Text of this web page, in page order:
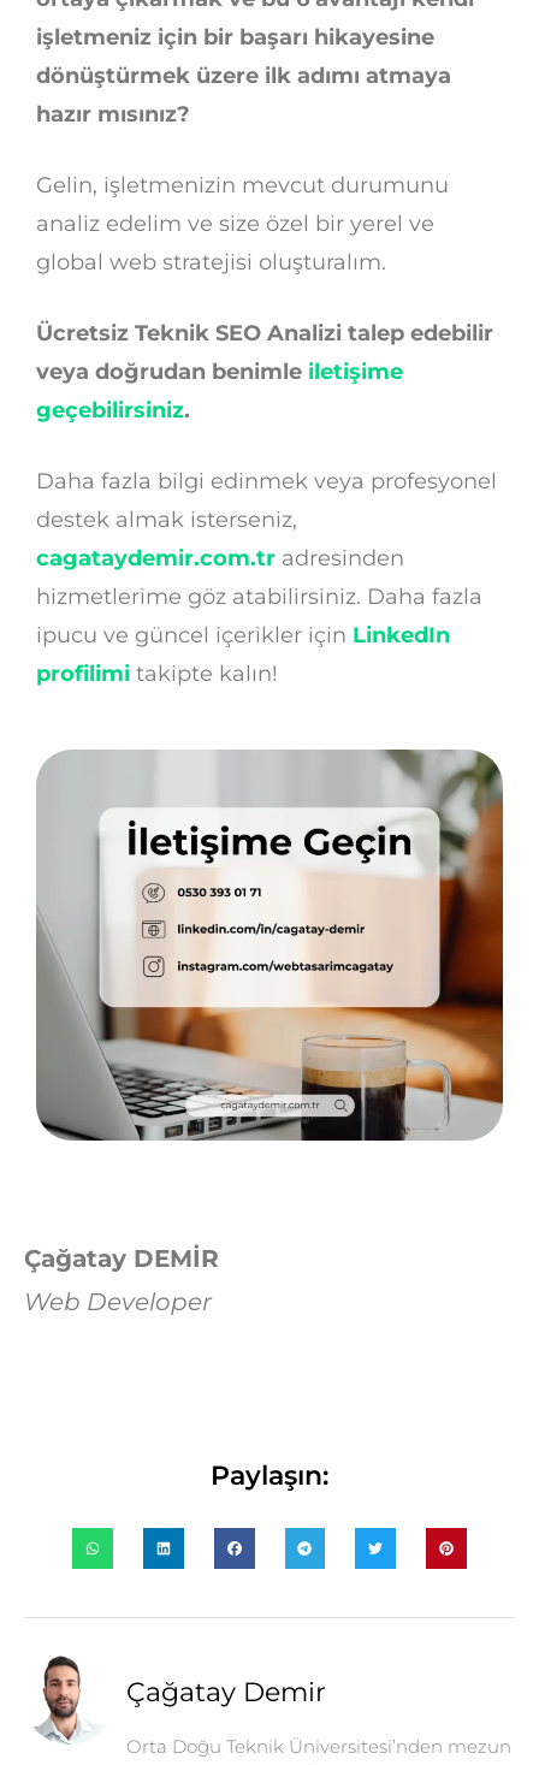
işletmeniz için bir başarı hikayesine
dönüştürmek üzere ilk adımı atmaya
hazır mısınız?
Gelin, işletmenizin mevcut durumunu
analiz edelim ve size özel bir yerel ve
global web stratejisi oluşturalım.
Ücretsiz Teknik SEO Analizi talep edebilir
veya doğrudan benimle iletişime
geçebilirsiniz.
Daha fazla bilgi edinmek veya profesyonel
destek almak isterseniz,
cagataydemir.com.tr adresinden
hizmetlerime göz atabilirsiniz. Daha fazla
ipucu ve güncel içerikler için LinkedIn
profilimi takipte kalın!
Çağatay DEMİR
Web Developer
Paylaşın:
Çağatay Demir
Orta Doğu Teknik Üniversitesi’nden mezun